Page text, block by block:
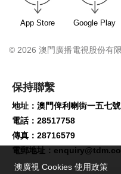
App Store Google Play
© 2026 澳門廣播電視股份有
保持聯繫
地址：澳門俾利喇街一五七
電話：28517758
傳真：28716579
電郵地址：
澳廣視 Cookies 使用政策